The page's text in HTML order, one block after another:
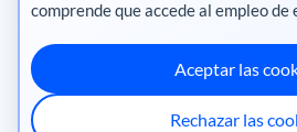
comprende que accede al empleo de
Aceptar las
Rechazar las